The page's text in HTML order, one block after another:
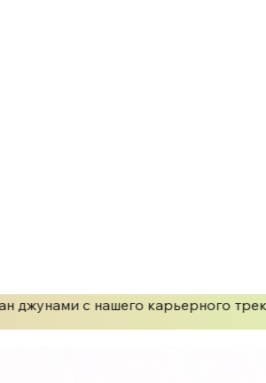
джунами с нашего карьерного трека